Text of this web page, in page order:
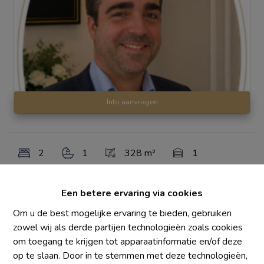
Een betere ervaring via cookies
Om u de best mogelijke ervaring te bieden, gebruiken
zowel wij als derde partijen technologieën zoals cookies
om toegang te krijgen tot apparaatinformatie en/of deze
op te slaan. Door in te stemmen met deze technologieën,
Info aanvragen
2 1 328 m² 1
Century 21 Water Lane biedt u deze te renoveren woning
aan, ideaal gelegen in Waver, in een aangename omgeving
vlak bij winkels, scholen en openbaar vervoer.
Dit huis staat op een perceel met een goede ligging en